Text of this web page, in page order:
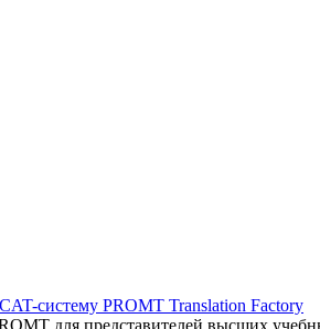
систему PROMT Translation Factory